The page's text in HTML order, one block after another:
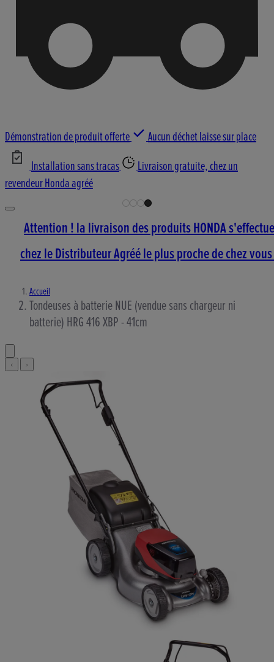
Démonstration de produit offerte
Aucun déchet laisse sur place
Installation sans tracas
Livraison gratuite, chez un
revendeur Honda agréé
Attention ! la livraison des produits HONDA s'effectue
chez le Distributeur Agréé le plus proche de chez
Accueil
Tondeuses à batterie NUE (vendue sans chargeur ni
batterie) HRG 416 XBP - 41cm